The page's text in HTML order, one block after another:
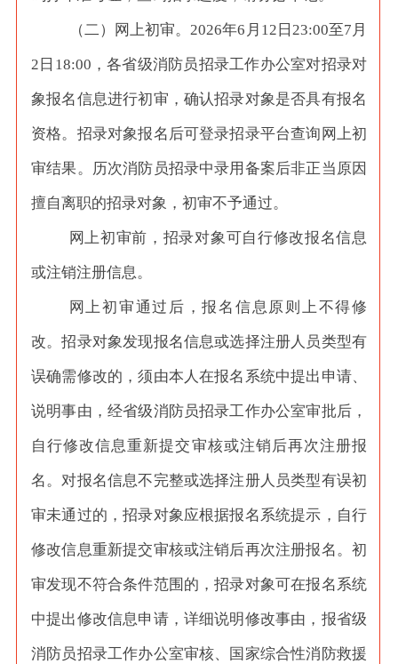
（二）网上初审。2026年6月12日23:00至7月
2日18:00，各省级消防员招录工作办公室对招录对
象报名信息进行初审，确认招录对象是否具有报名
资格。招录对象报名后可登录招录平台查询网上初
审结果。历次消防员招录中录用备案后非正当原因
擅自离职的招录对象，初审不予通过。
网上初审前，招录对象可自行修改报名信息
或注销注册信息。
网上初审通过后，报名信息原则上不得修
改。招录对象发现报名信息或选择注册人员类型有
误确需修改的，须由本人在报名系统中提出申请、
说明事由，经省级消防员招录工作办公室审批后，
自行修改信息重新提交审核或注销后再次注册报
名。对报名信息不完整或选择注册人员类型有误初
审未通过的，招录对象应根据报名系统提示，自行
修改信息重新提交审核或注销后再次注册报名。初
审发现不符合条件范围的，招录对象可在报名系统
中提出修改信息申请，详细说明修改事由，报省级
消防员招录工作办公室审核、国家综合性消防救援